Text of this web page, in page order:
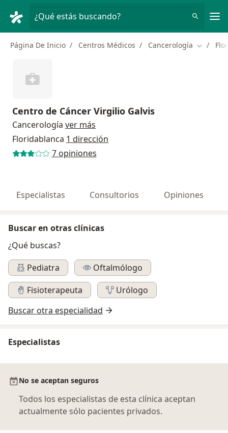
¿Qué estás buscando?
Página De Inicio Centros Médicos Cancerología Cambiar
Centro de Cáncer Virgilio Galvis
Cancerología ver más
Floridablanca 1 dirección
7 opiniones
Especialistas Consultorios Opiniones
Buscar en otras clínicas
¿Qué buscas?
Pediatra
Oftalmólogo
Fisioterapeuta
Urólogo
Buscar otra especialidad
Especialistas
No se aceptan seguros
Todos los especialistas de esta clínica aceptan
actualmente sólo pacientes privados.